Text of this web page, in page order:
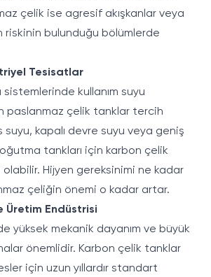
çelik ise agresif akışkanlar veya
riskinin bulunduğu bölümlerde
Tesisatlar
kullanım suyu
paslanmaz çelik tanklar tercih
suyu, kapalı devre suyu veya geniş
tankları için karbon çelik
Hijyen gereksinimi ne kadar
çeliğin önemi o kadar artar.
Üretim Endüstrisi
yüksek mekanik dayanım ve büyük
önemlidir. Karbon çelik tanklar
için uzun yıllardır standart